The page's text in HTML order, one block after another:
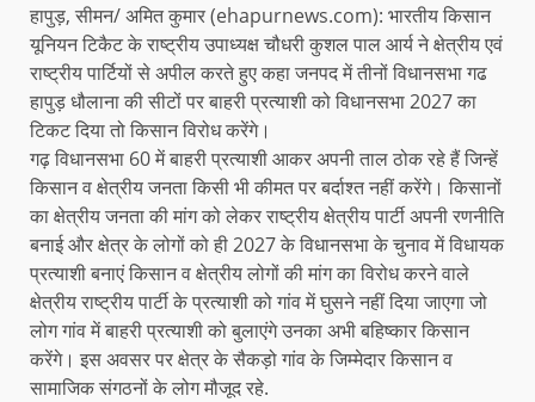
हापुड़, सीमन/ अमित कुमार (ehapurnews.com): भारतीय किसान
यूनियन टिकैट के राष्ट्रीय उपाध्यक्ष चौधरी कुशल पाल आर्य ने क्षेत्रीय एवं
राष्ट्रीय पार्टियों से अपील करते हुए कहा जनपद में तीनों विधानसभा गढ
हापुड़ धौलाना की सीटों पर बाहरी प्रत्याशी को विधानसभा 2027 का
टिकट दिया तो किसान विरोध करेंगे।
गढ़ विधानसभा 60 में बाहरी प्रत्याशी आकर अपनी ताल ठोक रहे हैं जिन्हें
किसान व क्षेत्रीय जनता किसी भी कीमत पर बर्दाश्त नहीं करेंगे। किसानों
का क्षेत्रीय जनता की मांग को लेकर राष्ट्रीय क्षेत्रीय पार्टी अपनी रणनीति
बनाई और क्षेत्र के लोगों को ही 2027 के विधानसभा के चुनाव में विधायक
प्रत्याशी बनाएं किसान व क्षेत्रीय लोगों की मांग का विरोध करने वाले
क्षेत्रीय राष्ट्रीय पार्टी के प्रत्याशी को गांव में घुसने नहीं दिया जाएगा जो
लोग गांव में बाहरी प्रत्याशी को बुलाएंगे उनका अभी बहिष्कार किसान
करेंगे। इस अवसर पर क्षेत्र के सैकड़ो गांव के जिम्मेदार किसान व
सामाजिक संगठनों के लोग मौजूद रहे.